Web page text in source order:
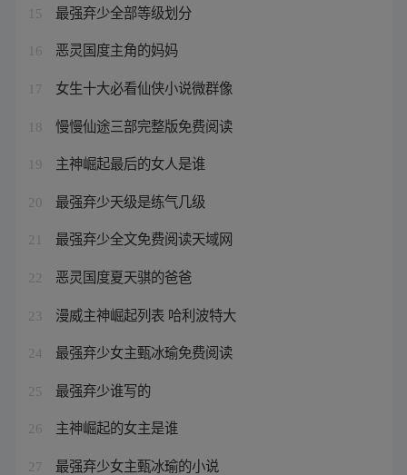
15 最强弃少全部等级划分
16 恶灵国度主角的妈妈
17 女生十大必看仙侠小说微群像
18 慢慢仙途三部完整版免费阅读
19 主神崛起最后的女人是谁
20 最强弃少天级是练气几级
21 最强弃少全文免费阅读天域网
22 恶灵国度夏天骐的爸爸
23 漫威主神崛起列表 哈利波特大
24 最强弃少女主甄冰瑜免费阅读
25 最强弃少谁写的
26 主神崛起的女主是谁
27 最强弃少女主甄冰瑜的小说